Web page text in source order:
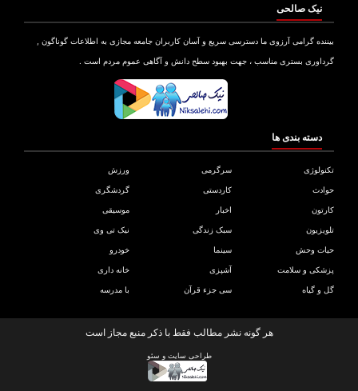
نیک صالحی
بیننده گرامی آرزوی ما دسترسی سریع و آسان کاربران جامعه مجازی به اطلاعات گوناگون ,
گرداوری بستری مناسب ، جهت بهبود سطح دانش و آگاهی عموم مردم است .
دسته بندی ها
تکنولوژی سرگرمی ورزش
حوادث کاردستی گردشگری
کارتون اخبار موسیقی
تلویزیون سبک زندگی نیک تی وی
حیات وحش سینما خودرو
پزشکی و سلامت آشپزی خانه داری
گل و گیاه سی جزء قرآن با مدرسه
هر گونه نشر مطالب فقط با ذکر منبع مجاز است
طراحی سایت و سئو